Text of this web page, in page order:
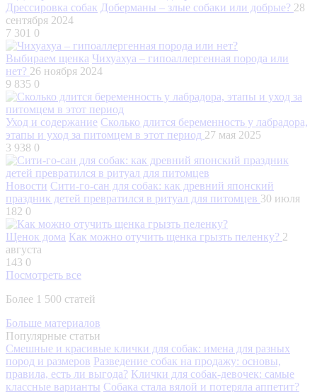
Дрессировка собак Доберманы – злые собаки или добрые? 28
сентября 2024
7 301 0
Выбираем щенка Чихуахуа – гипоаллергенная порода или
нет? 26 ноября 2024
9 835 0
Уход и содержание Сколько длится беременность у лабрадора,
этапы и уход за питомцем в этот период 27 мая 2025
3 938 0
Новости Сити-го-сан для собак: как древний японский
праздник детей превратился в ритуал для питомцев 30 июля
182 0
Щенок дома Как можно отучить щенка грызть пеленку? 2
августа
143 0
Посмотреть все
Более 1 500 статей
Больше материалов
Популярные статьи
Смешные и красивые клички для собак: имена для разных
пород и размеров Разведение собак на продажу: основы,
правила, есть ли выгода? Клички для собак-девочек: самые
классные варианты Собака стала вялой и потеряла аппетит?